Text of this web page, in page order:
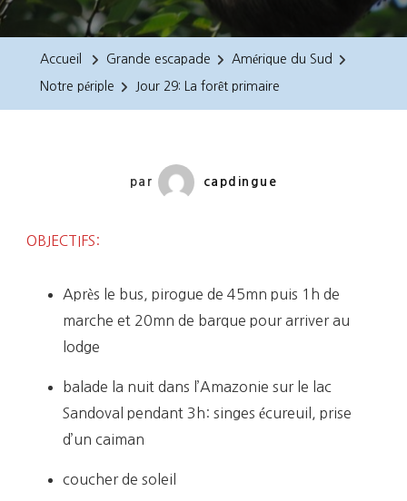
Accueil Grande escapade Amérique du Sud
Notre périple Jour 29: La forêt primaire
par capdingue
OBJECTIFS:
Après le bus, pirogue de 45mn puis 1h de
marche et 20mn de barque pour arriver au
lodge
balade la nuit dans l’Amazonie sur le lac
Sandoval pendant 3h: singes écureuil, prise
d’un caiman
coucher de soleil